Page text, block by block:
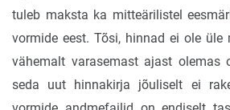
tuleb maksta ka mitteärilistel
vormide eest. Tõsi, hinnad ei ole üle
vähemalt varasemast ajast olemas
seda uut hinnakirja jõuliselt ei